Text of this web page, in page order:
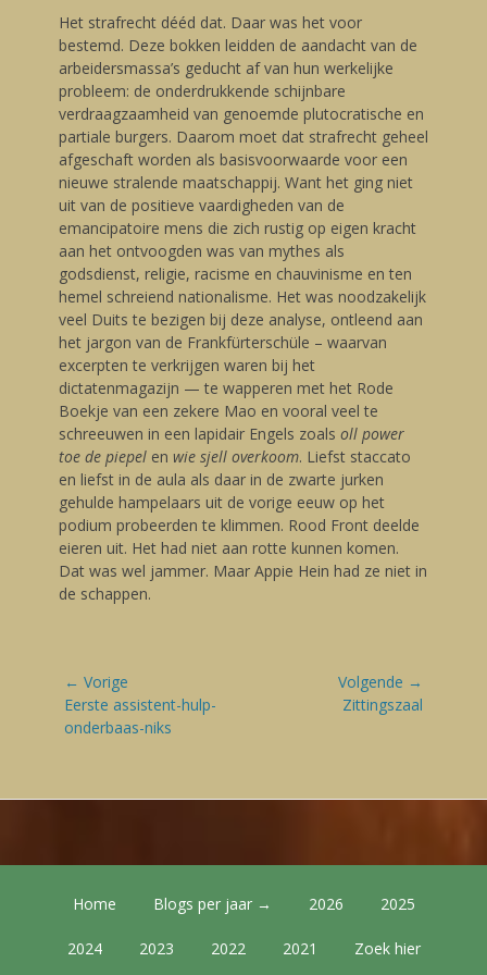
Het strafrecht dééd dat. Daar was het voor
bestemd. Deze bokken leidden de aandacht van de
arbeidersmassa’s geducht af van hun werkelijke
probleem: de onderdrukkende schijnbare
verdraagzaamheid van genoemde plutocratische en
partiale burgers. Daarom moet dat strafrecht geheel
afgeschaft worden als basisvoorwaarde voor een
nieuwe stralende maatschappij. Want het ging niet
uit van de positieve vaardigheden van de
emancipatoire mens die zich rustig op eigen kracht
aan het ontvoogden was van mythes als
godsdienst, religie, racisme en chauvinisme en ten
hemel schreiend nationalisme. Het was noodzakelijk
veel Duits te bezigen bij deze analyse, ontleend aan
het jargon van de Frankfürterschüle – waarvan
excerpten te verkrijgen waren bij het
dictatenmagazijn — te wapperen met het Rode
Boekje van een zekere Mao en vooral veel te
schreeuwen in een lapidair Engels zoals oll power
toe de piepel en wie sjell overkoom. Liefst staccato
en liefst in de aula als daar in de zwarte jurken
gehulde hampelaars uit de vorige eeuw op het
podium probeerden te klimmen. Rood Front deelde
eieren uit. Het had niet aan rotte kunnen komen.
Dat was wel jammer. Maar Appie Hein had ze niet in
de schappen.
Bericht
navigatie
← Vorige
Vorige
blog:
Eerste assistent-hulp-
onderbaas-niks
Volgende →
Zittingszaal
Home Blogs per jaar → 2026 2025
2024 2023 2022 2021 Zoek hier